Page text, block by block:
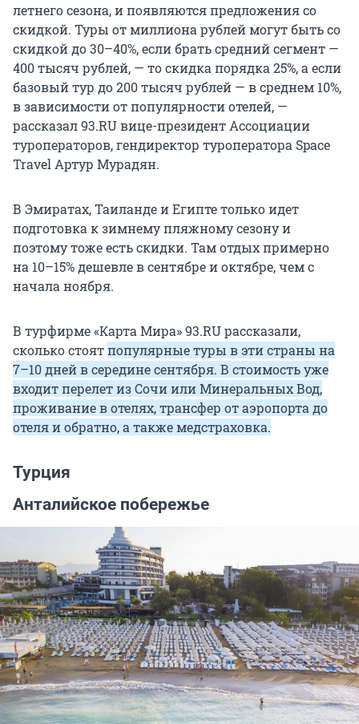
летнего сезона, и появляются предложения со
скидкой. Туры от миллиона рублей могут быть со
скидкой до 30–40%, если брать средний сегмент —
400 тысяч рублей, — то скидка порядка 25%, а если
базовый тур до 200 тысяч рублей — в среднем 10%,
в зависимости от популярности отелей, —
рассказал 93.RU вице-президент Ассоциации
туроператоров, гендиректор туроператора Space
Travel Артур Мурадян.
В Эмиратах, Таиланде и Египте только идет
подготовка к зимнему пляжному сезону и
поэтому тоже есть скидки. Там отдых примерно
на 10–15% дешевле в сентябре и октябре, чем с
начала ноября.
В турфирме «Карта Мира» 93.RU рассказали,
сколько стоятпопулярные туры в эти страны на
7–10 дней в середине сентября. В стоимость уже
входит перелет из Сочи или Минеральных Вод,
проживание в отелях, трансфер от аэропорта до
отеля и обратно, а также медстраховка.
Турция
Анталийское побережье